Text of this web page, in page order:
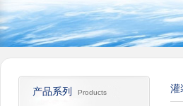
产品系列 Products 灌